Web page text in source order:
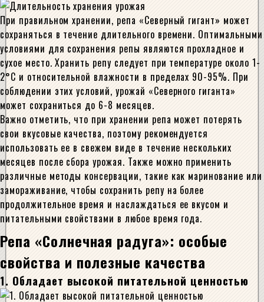
При правильном хранении, репа «Северный гигант» может
сохраняться в течение длительного времени. Оптимальными
условиями для сохранения репы являются прохладное и
сухое место. Хранить репу следует при температуре около 1-
2°С и относительной влажности в пределах 90-95%. При
соблюдении этих условий, урожай «Северного гиганта»
может сохраниться до 6-8 месяцев.
Важно отметить, что при хранении репа может потерять
свои вкусовые качества, поэтому рекомендуется
использовать ее в свежем виде в течение нескольких
месяцев после сбора урожая. Также можно применить
различные методы консервации, такие как маринование или
замораживание, чтобы сохранить репу на более
продолжительное время и наслаждаться ее вкусом и
питательными свойствами в любое время года.
Репа «Солнечная радуга»: особые
свойства и полезные качества
1. Обладает высокой питательной ценностью